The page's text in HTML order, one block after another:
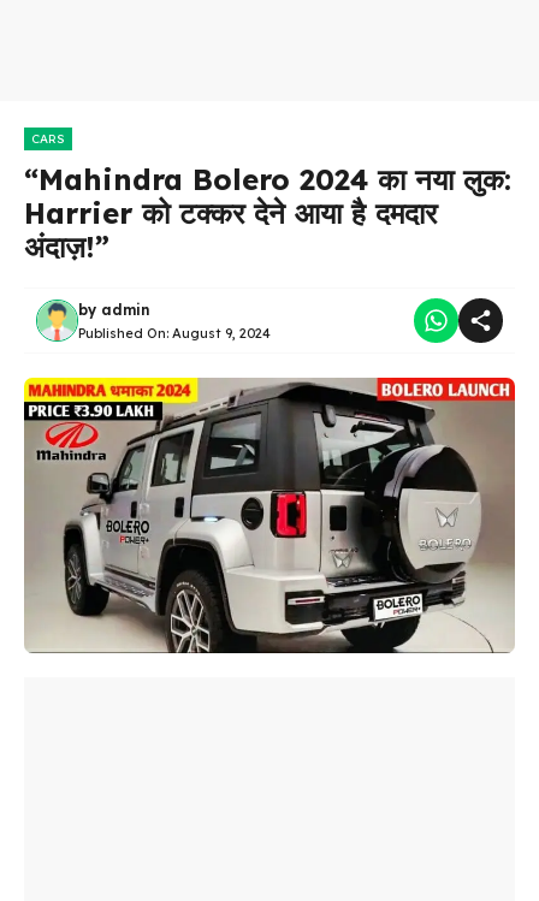
CARS
“Mahindra Bolero 2024 का नया लुक:
Harrier को टक्कर देने आया है दमदार
अंदाज़!”
by admin
Published On: August 9, 2024